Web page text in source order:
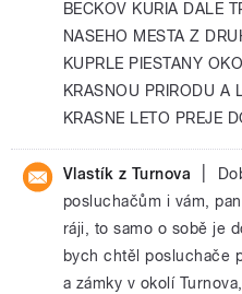
BECKOV KURIA DALE
NASEHO MESTA Z
KUPRLE PIESTANY
KRASNOU PRIRODU A
KRASNE LETO PREJE
Vlastík z Turnova
posluchačům i vám,
ráji, to samo o sobě je
bych chtěl posluchače
a zámky v okolí